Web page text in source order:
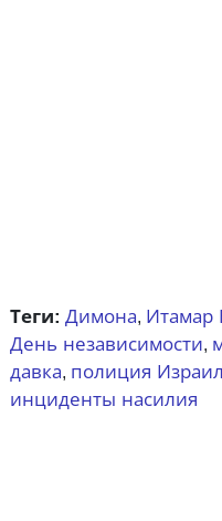
Теги: Димона, Итамар
День независимости,
давка, полиция
инциденты насилия